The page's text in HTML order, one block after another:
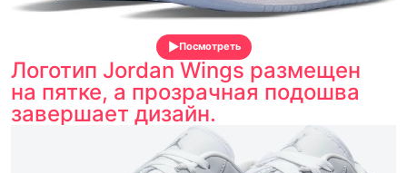
Посмотреть
Логотип Jordan Wings размещен
на пятке, а прозрачная подошва
завершает дизайн.